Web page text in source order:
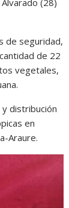
de seguridad,
de 22
vegetales,
distribución
en
Araure.